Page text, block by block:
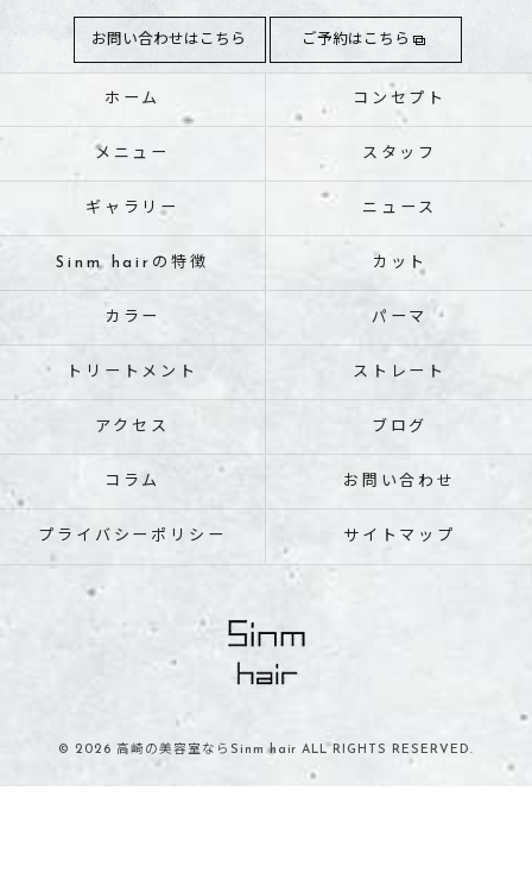
お問い合わせはこちら ご予約はこちら
ホーム コンセプト
メニュー スタッフ
ギャラリー ニュース
Sinm hairの特徴 カット
カラー パーマ
トリートメント ストレート
アクセス ブログ
コラム お問い合わせ
プライバシーポリシー サイトマップ
© 2026 高崎の美容室ならSinm hair ALL RIGHTS RESERVED.